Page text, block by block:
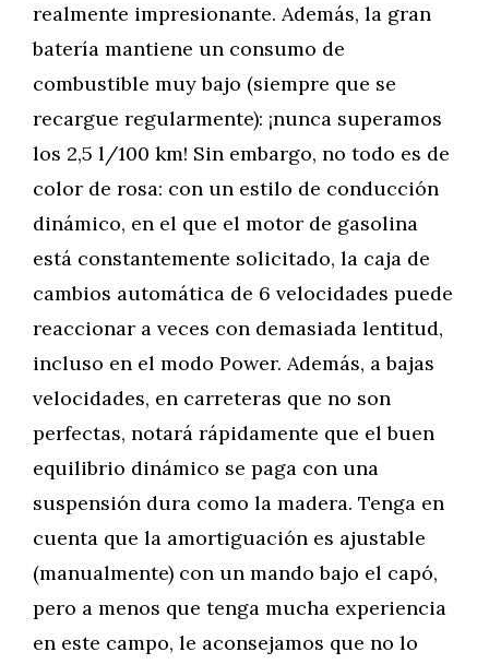
realmente impresionante. Además, la gran
batería mantiene un consumo de
combustible muy bajo (siempre que se
recargue regularmente): ¡nunca superamos
los 2,5 l/100 km! Sin embargo, no todo es de
color de rosa: con un estilo de conducción
dinámico, en el que el motor de gasolina
está constantemente solicitado, la caja de
cambios automática de 6 velocidades puede
reaccionar a veces con demasiada lentitud,
incluso en el modo Power. Además, a bajas
velocidades, en carreteras que no son
perfectas, notará rápidamente que el buen
equilibrio dinámico se paga con una
suspensión dura como la madera. Tenga en
cuenta que la amortiguación es ajustable
(manualmente) con un mando bajo el capó,
pero a menos que tenga mucha experiencia
en este campo, le aconsejamos que no lo